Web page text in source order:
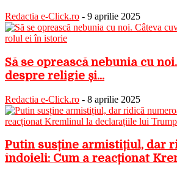
Redactia e-Click.ro - 9 aprilie 2025
Să se oprească nebunia cu
despre religie și...
Redactia e-Click.ro - 8 aprilie 2025
Putin susține armistițiul, dar
îndoieli: Cum a reacționat